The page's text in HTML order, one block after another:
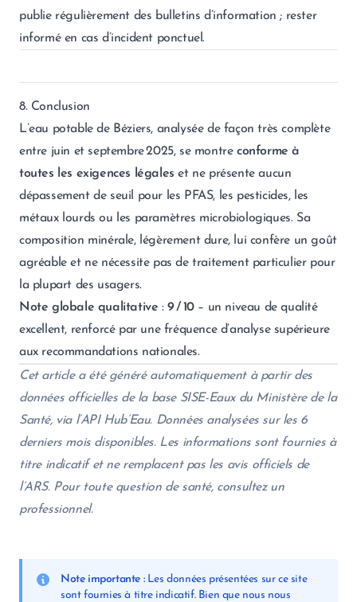
publie régulièrement des bulletins d’information ; rester
informé en cas d’incident ponctuel.
8. Conclusion
L’eau potable de Béziers, analysée de façon très complète
entre juin et septembre 2025, se montreconforme à
toutes les exigences légales et ne présente aucun
dépassement de seuil pour les PFAS, les pesticides, les
métaux lourds ou les paramètres microbiologiques. Sa
composition minérale, légèrement dure, lui confère un goût
agréable et ne nécessite pas de traitement particulier pour
la plupart des usagers.
Note globale qualitative :9 / 10– un niveau de qualité
excellent, renforcé par une fréquence d’analyse supérieure
aux recommandations nationales.
Cet article a été généré automatiquement à partir des
données officielles de la base SISE-Eaux du Ministère de la
Santé, via l’API Hub’Eau. Données analysées sur les 6
derniers mois disponibles. Les informations sont fournies à
titre indicatif et ne remplacent pas les avis officiels de
l’ARS. Pour toute question de santé, consultez un
professionnel.
Note importante :Les données présentées sur ce site
sont fournies à titre indicatif. Bien que nous nous